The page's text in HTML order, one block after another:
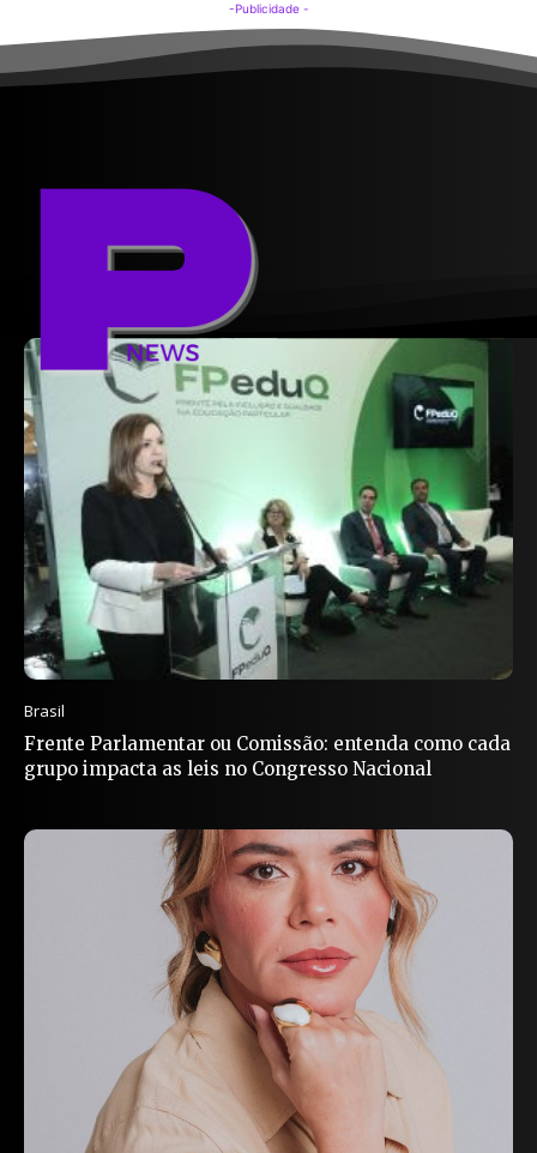
-Publicidade -
Brasil
Frente Parlamentar ou Comissão: entenda como cada
grupo impacta as leis no Congresso Nacional